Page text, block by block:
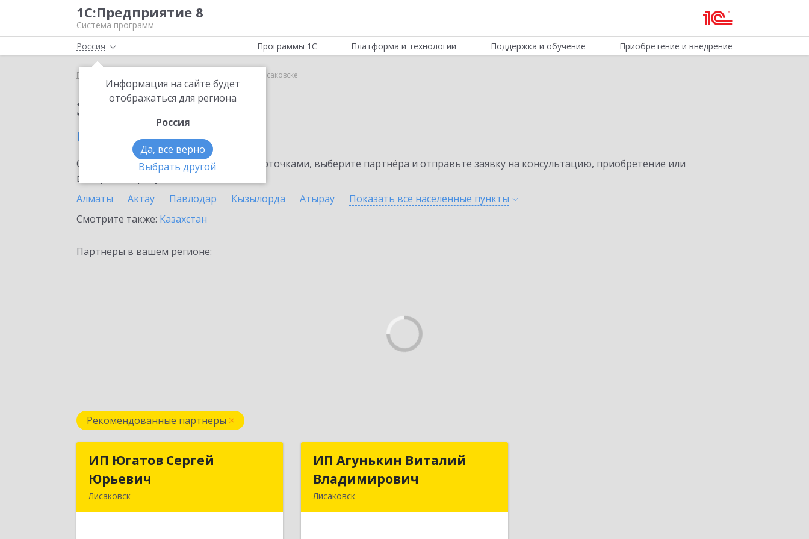
1С:Предприятие 8
Система программ
Россия
Информация на сайте будет
отображаться для региона
Россия
Да, все верно
Выбрать другой
Программы 1С Платформа и технологии Поддержка и обучение Приобретение и внедрение
Главная 1C-Store в Лисаковске
Заказать 1C-Store
в Лисаковске
Ознакомьтесь с информационными карточками, выберите партнёра и отправьте заявку на консультацию, приобретение или
внедрение продукта.
Алматы
Актау Павлодар Кызылорда Атырау Показать все населенные пункты
Смотрите также: Казахстан
Партнеры в вашем регионе:
Рекомендованные партнеры
ИП Югатов Сергей
Юрьевич
Лисаковск
ИП Югатов Сергей
ИП Агунькин Виталий
Владимирович
Лисаковск
ИП Агунькин Виталий
Владимирович